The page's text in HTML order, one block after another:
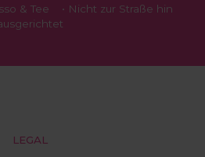
& Tee • Nicht zur Straße hin
LEGAL